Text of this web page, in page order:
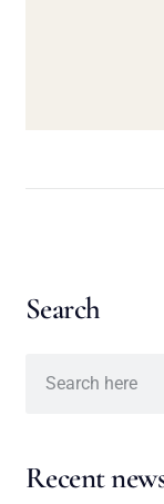
Search
Recent